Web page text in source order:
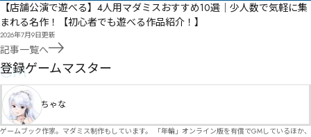
【店舗公演で遊べる】4人用マダミスおすすめ10選｜少人数で気軽に集
まれる名作！【初心者でも遊べる作品紹介！】
2026年7月9日更新
記事一覧へ
GM
登録ゲームマスター
ちゃな
ゲームブック作家。マダミス制作もしています。 「年輪」オンライン版を有償でGMしているほか、